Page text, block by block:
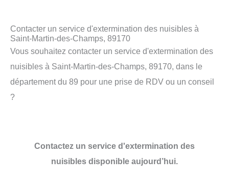
Contacter un service d'extermination des nuisibles à
Saint-Martin-des-Champs, 89170
Vous souhaitez contacter un service d'extermination des
nuisibles à Saint-Martin-des-Champs, 89170, dans le
département du 89 pour une prise de RDV ou un conseil
?
Contactez un service d'extermination des
nuisibles disponible aujourd’hui.